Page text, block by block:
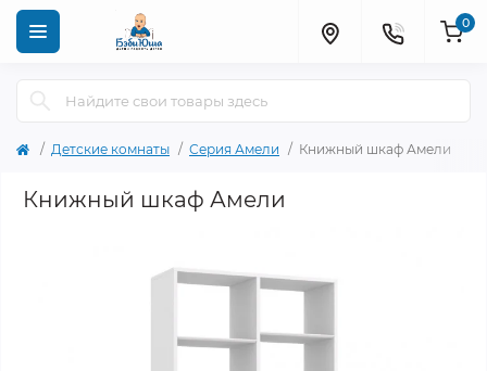
0
Детские комнаты Серия Амели Книжный шкаф Амели
Книжный шкаф Амели